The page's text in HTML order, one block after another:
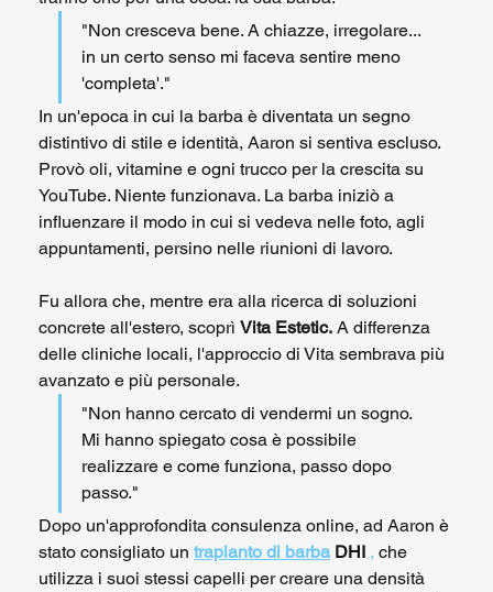
"Non cresceva bene. A chiazze, irregolare...
in un certo senso mi faceva sentire meno
'completa'."
In un'epoca in cui la barba è diventata un segno
distintivo di stile e identità, Aaron si sentiva escluso.
Provò oli, vitamine e ogni trucco per la crescita su
YouTube. Niente funzionava. La barba iniziò a
influenzare il modo in cui si vedeva nelle foto, agli
appuntamenti, persino nelle riunioni di lavoro.
Fu allora che, mentre era alla ricerca di soluzioni
concrete all'estero, scoprì Vita Estetic. A differenza
delle cliniche locali, l'approccio di Vita sembrava più
avanzato e più personale.
"Non hanno cercato di vendermi un sogno.
Mi hanno spiegato cosa è possibile
realizzare e come funziona, passo dopo
passo."
Dopo un'approfondita consulenza online, ad Aaron è
stato consigliato un trapianto di barba DHI , che
utilizza i suoi stessi capelli per creare una densità